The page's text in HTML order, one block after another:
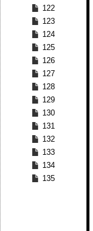
122
123
124
125
126
127
128
129
130
131
132
133
134
135